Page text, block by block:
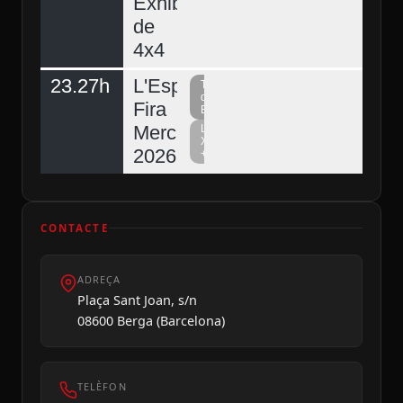
de
4x4
23.27h
L'Espunyola,
Fira
Mercat
2026
Televisió
del
Berguedà
La
Xarxa
+
CONTACTE
ADREÇA
Plaça Sant Joan, s/n
08600 Berga (Barcelona)
TELÈFON